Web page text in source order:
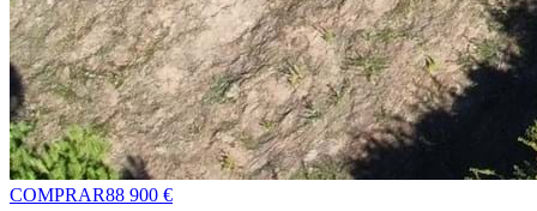
COMPRAR88 900 €